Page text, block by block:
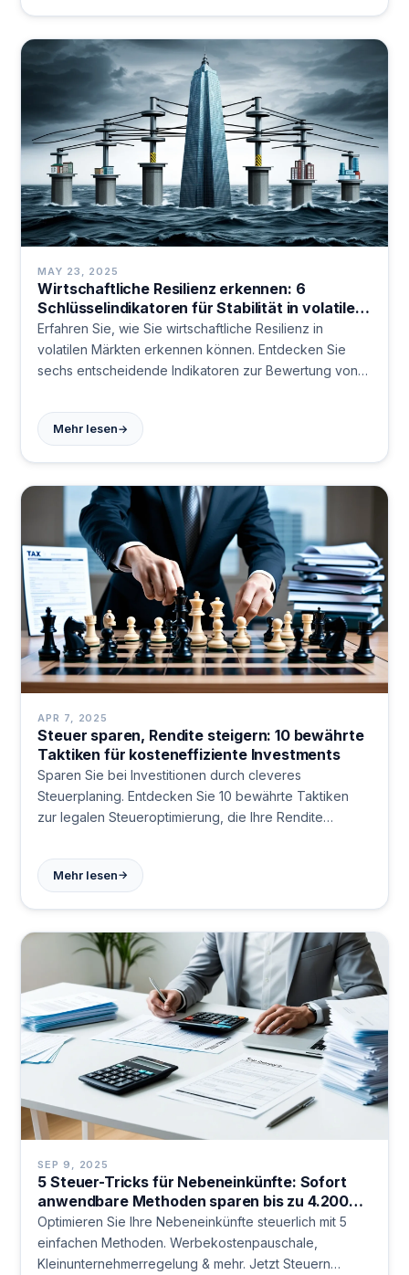
MAY 23, 2025
Wirtschaftliche Resilienz erkennen: 6
Schlüsselindikatoren für Stabilität in volatilen
Märkten
Erfahren Sie, wie Sie wirtschaftliche Resilienz in
volatilen Märkten erkennen können. Entdecken Sie
sechs entscheidende Indikatoren zur Bewertung von
Praktische Einblicke für Investoren und Manager.
Mehr lesen→
APR 7, 2025
Steuer sparen, Rendite steigern: 10 bewährte
Taktiken für kosteneffiziente Investments
Sparen Sie bei Investitionen durch cleveres
Steuerplaning. Entdecken Sie 10 bewährte Taktiken
zur legalen Steueroptimierung, die Ihre Rendite
Depotstrukturierung. Jetzt nachlesen und Steuern
sparen!
Mehr lesen→
SEP 9, 2025
5 Steuer-Tricks für Nebeneinkünfte: Sofort
anwendbare Methoden sparen bis zu 4.200€
jährlich
Optimieren Sie Ihre Nebeneinkünfte steuerlich mit 5
einfachen Methoden. Werbekostenpauschale,
Kleinunternehmerregelung & mehr. Jetzt Steuern